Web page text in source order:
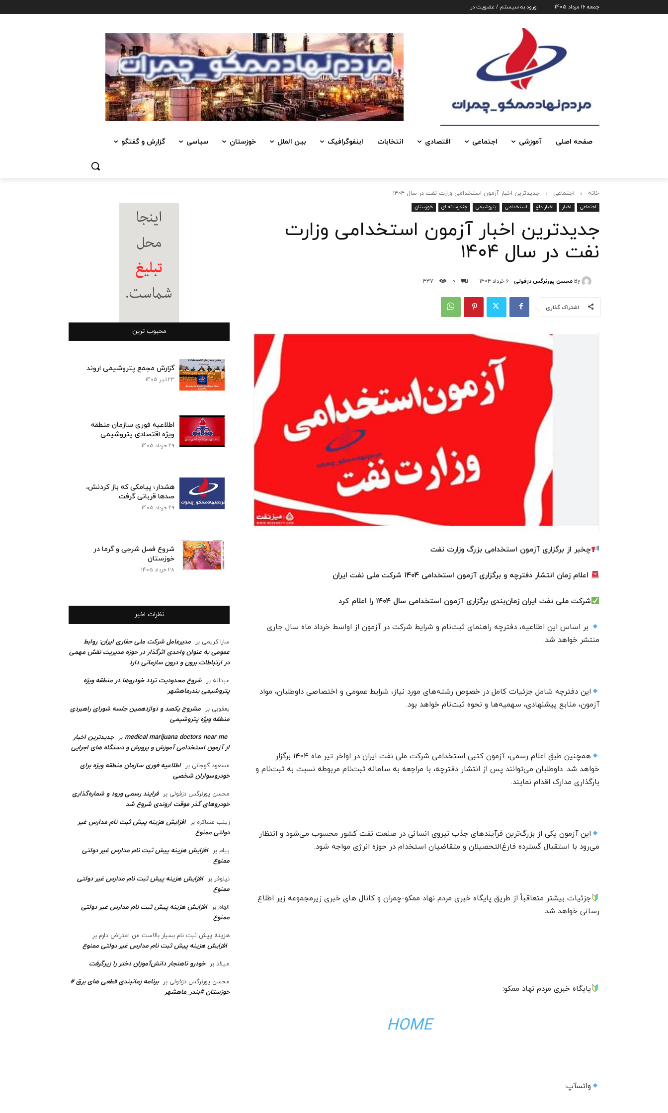
جمعه 16 مرداد 1405 ورود به سیستم / عضویت در
صفحه اصلی آموزشی اجتماعی اقتصادی انتخابات اینفوگرافیک بین الملل خوزستان سیاسی گزارش و گفتگو
خانه اجتماعی جدیدترین اخبار آزمون استخدامی وزارت نفت در سال ۱۴۰۴
اجتماعی اخبار اخبار داغ استخدامی پتروشیمی چندرسانه ای خوزستان
جدیدترین اخبار آزمون استخدامی وزارت
نفت در سال ۱۴۰۴
By محسن پورنرگس دزفولی 6 خرداد 1404 0
437
اشتراک گذاری
چخبر از برگزاری آزمون استخدامی بزرگ وزارت نفت
اعلام زمان انتشار دفترچه و برگزاری آزمون استخدامی ۱۴۰۴ شرکت ملی نفت ایران
شرکت ملی نفت ایران زمان‌بندی برگزاری آزمون استخدامی سال ۱۴۰۴ را اعلام کرد .
بر اساس این اطلاعیه، دفترچه راهنمای ثبت‌نام و شرایط شرکت در آزمون از اواسط خرداد ماه سال جاری
منتشر خواهد شد.
این دفترچه شامل جزئیات کامل در خصوص رشته‌های مورد نیاز، شرایط عمومی و اختصاصی داوطلبان، مواد
آزمون، منابع پیشنهادی، سهمیه‌ها و نحوه ثبت‌نام خواهد بود.
همچنین طبق اعلام رسمی، آزمون کتبی استخدامی شرکت ملی نفت ایران در اواخر تیر ماه ۱۴۰۴ برگزار
خواهد شد. داوطلبان می‌توانند پس از انتشار دفترچه، با مراجعه به سامانه ثبت‌نام مربوطه نسبت به ثبت‌نام و
بارگذاری مدارک اقدام نمایند.
این آزمون یکی از بزرگ‌ترین فرآیندهای جذب نیروی انسانی در صنعت نفت کشور محسوب می‌شود و انتظار
می‌رود با استقبال گسترده فارغ‌التحصیلان و متقاضیان استخدام در حوزه انرژی مواجه شود.
جزئیات بیشتر متعاقباً از طریق پایگاه خبری مردم نهاد ممکو-چمران و کانال های خبری زیرمجموعه زیر اطلاع
رسانی خواهد شد.
پایگاه خبری مردم نهاد ممکو:
HOME
واتسآپ:
محبوب ترین
گزارش مجمع پتروشیمی اروند
23 تیر 1405
اطلاعیه فوری سازمان منطقه
ویژه اقتصادی پتروشیمی
29 خرداد 1405
هشدار؛ پیامکی که باز کردنش،
صدها قربانی گرفت
29 خرداد 1405
شروع فصل شرجی و گرما در
خوزستان
28 خرداد 1405
نظرات اخیر
سارا کریمی بر
مدیرعامل شرکت ملی حفاری ایران: روابط
عمومی به عنوان واحدی اثرگذار در حوزه مدیریت نقش مهمی
در ارتباطات برون و درون سازمانی دارد
عبداله بر
شروع محدودیت تردد خودروها در منطقه ویژه
پتروشیمی بندرماهشهر
یعقوبی بر
مشروح یکصد و دوازدهمین جلسه شورای راهبردی
منطقه ویژه پتروشیمی‌
medical marijuana doctors near me بر
جدیدترین اخبار
از آزمون استخدامی آموزش و پرورش و دستگاه های اجرایی
مسعود گوجانی بر
اطلاعیه فوری سازمان منطقه ویژه برای
خودروسواران شخصی
محسن پورنرگس دزفولی بر
فرایند رسمی ورود و شماره‌گذاری
خودرو‌های گذر موقت اروندی شروع شد
زینب عساکره بر
افزایش هزینه پیش ثبت نام مدارس غیر
دولتی ممنوع
پیام بر
افزایش هزینه پیش ثبت نام مدارس غیر دولتی
ممنوع
نیلوفر بر
افزایش هزینه پیش ثبت نام مدارس غیر دولتی
ممنوع
الهام بر
افزایش هزینه پیش ثبت نام مدارس غیر دولتی
ممنوع
هزینه پیش ثبت نام بسیار بالاست من اعتراض دارم بر
افزایش هزینه پیش ثبت نام مدارس غیر دولتی ممنوع
میلاد بر خودرو ناهنجار دانش‌آموزان دختر را زیرگرفت
محسن پورنرگس دزفولی بر
برنامه زمانبندی قطعی های برق #
خوزستان #بندر_ماهشهر